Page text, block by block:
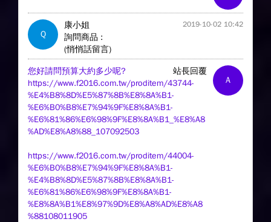
Q
康小姐 2019-10-02 10:42
詢問商品 :
(悄悄話留言)
A
站長回覆
您好請問預算大約多少呢?
https://www.f2016.com.tw/proditem/43744-
%E4%B8%8D%E5%87%8B%E8%8A%B1-
%E6%B0%B8%E7%94%9F%E8%8A%B1-
%E6%81%86%E6%98%9F%E8%8A%B1_%E8%A8
%AD%E8%A8%88_107092503
https://www.f2016.com.tw/proditem/44004-
%E6%B0%B8%E7%94%9F%E8%8A%B1-
%E4%B8%8D%E5%87%8B%E8%8A%B1-
%E6%81%86%E6%98%9F%E8%8A%B1-
%E8%8A%B1%E8%97%9D%E8%A8%AD%E8%A8
%88108011905